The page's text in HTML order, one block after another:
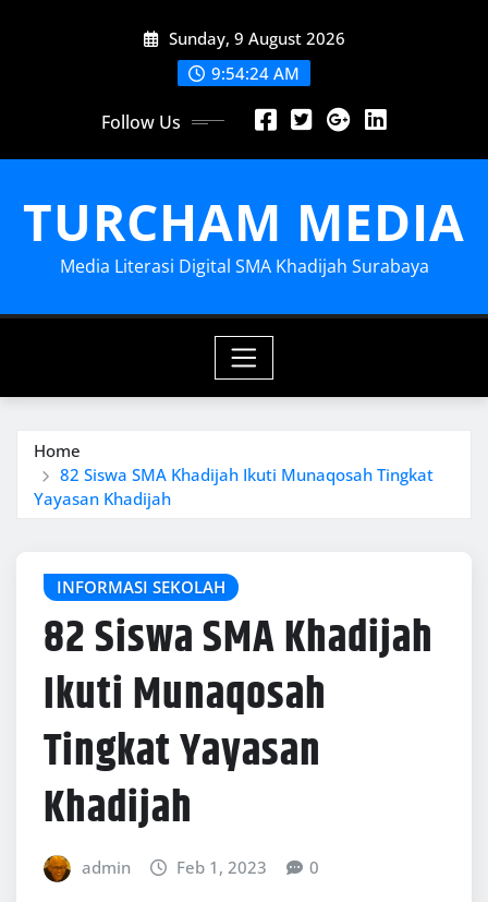
Sunday, 9 August 2026
9:54:26 AM
Follow Us
TURCHAM MEDIA
Media Literasi Digital SMA Khadijah Surabaya
Home
82 Siswa SMA Khadijah Ikuti Munaqosah Tingkat
Yayasan Khadijah
INFORMASI SEKOLAH
82 Siswa SMA Khadijah
Ikuti Munaqosah
Tingkat Yayasan
Khadijah
admin Feb 1, 2023 0